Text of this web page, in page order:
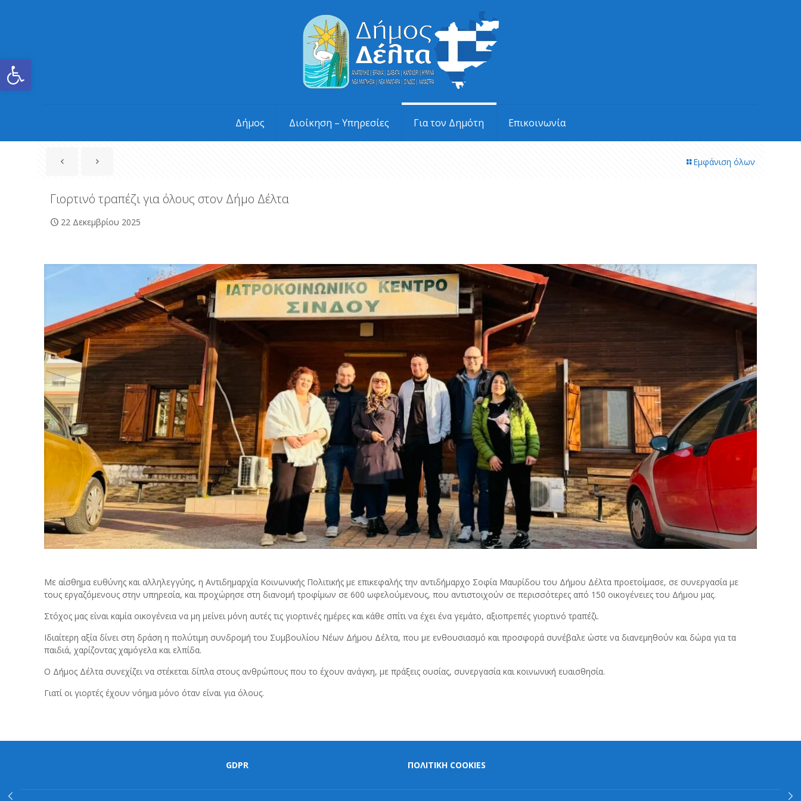
Ανοίξτε τη γραμμή εργαλείων
Δήμος Διοίκηση – Υπηρεσίες Για τον Δημότη Επικοινωνία
Εμφάνιση όλων
Γιορτινό τραπέζι για όλους στον Δήμο Δέλτα
22 Δεκεμβρίου 2025
Με αίσθημα ευθύνης και αλληλεγγύης, η Αντιδημαρχία Κοινωνικής Πολιτικής με επικεφαλής την αντιδήμαρχο Σοφία Μαυρίδου του Δήμου Δέλτα προετοίμασε, σε συνεργασία με
τους εργαζόμενους στην υπηρεσία, και προχώρησε στη διανομή τροφίμων σε 600 ωφελούμενους, που αντιστοιχούν σε περισσότερες από 150 οικογένειες του Δήμου μας.
Στόχος μας είναι καμία οικογένεια να μη μείνει μόνη αυτές τις γιορτινές ημέρες και κάθε σπίτι να έχει ένα γεμάτο, αξιοπρεπές γιορτινό τραπέζι.
Ιδιαίτερη αξία δίνει στη δράση η πολύτιμη συνδρομή του Συμβουλίου Νέων Δήμου Δέλτα, που με ενθουσιασμό και προσφορά συνέβαλε ώστε να διανεμηθούν και δώρα για τα
παιδιά, χαρίζοντας χαμόγελα και ελπίδα.
Ο Δήμος Δέλτα συνεχίζει να στέκεται δίπλα στους ανθρώπους που το έχουν ανάγκη, με πράξεις ουσίας, συνεργασία και κοινωνική ευαισθησία.
Γιατί οι γιορτές έχουν νόημα μόνο όταν είναι για όλους.
GDPR ΠΟΛΙΤΙΚΗ COOKIES